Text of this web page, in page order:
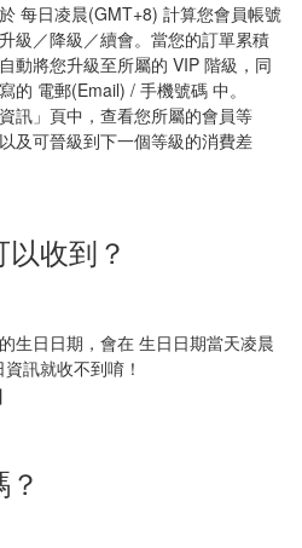
每日凌晨(GMT+8) 計算您會員帳號
級／降級／續會。當您的訂單累積
動將您升級至所屬的 VIP 階級，同
的 電郵(Email) / 手機號碼 中。
訊」頁中，查看您所屬的會員等
及可晉級到下一個等級的消費差
收到？
生日日期，會在 生日日期當天凌晨
訊就收不到唷！